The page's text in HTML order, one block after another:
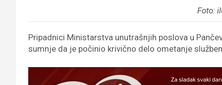
Foto:
Pripadnici Ministarstva unutrašnjih poslova u
sumnje da je počinio krivično delo ometanje